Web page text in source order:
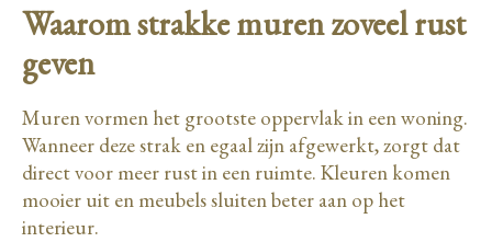
Waarom strakke muren zoveel rust
geven
Muren vormen het grootste oppervlak in een woning.
Wanneer deze strak en egaal zijn afgewerkt, zorgt dat
direct voor meer rust in een ruimte. Kleuren komen
mooier uit en meubels sluiten beter aan op het
interieur.